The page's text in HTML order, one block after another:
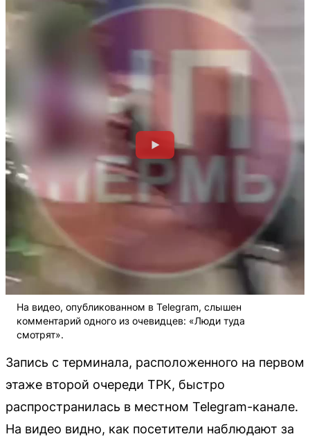
На видео, опубликованном в Telegram, слышен
комментарий одного из очевидцев: «Люди туда
смотрят».
Запись с терминала, расположенного на первом
этаже второй очереди ТРК, быстро
распространилась в местном Telegram-канале.
На видео видно, как посетители наблюдают за